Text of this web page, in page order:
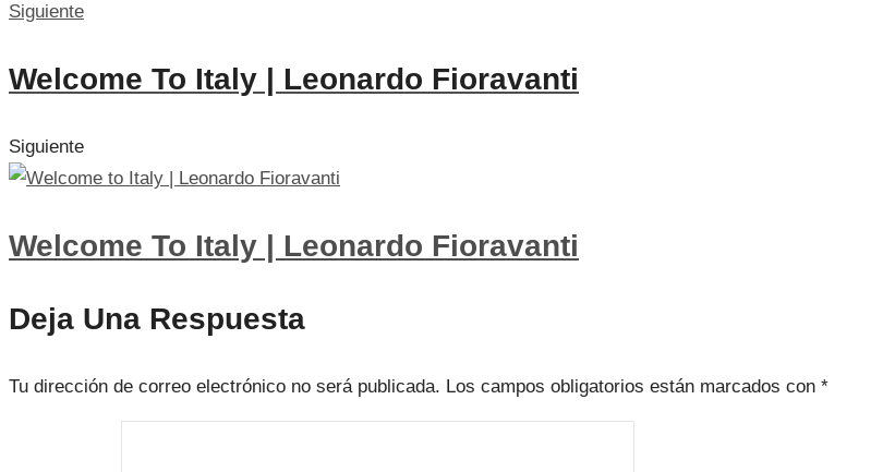
Siguiente
Welcome To Italy | Leonardo Fioravanti
Siguiente
Welcome To Italy | Leonardo Fioravanti
Deja Una Respuesta
Tu dirección de correo electrónico no será publicada. Los campos obligatorios están marcados con *